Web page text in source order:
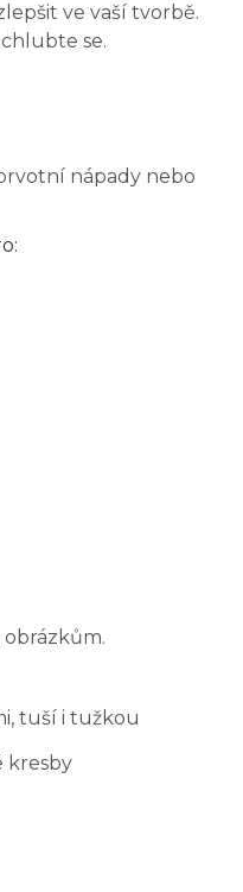
ve vaší tvorbě.
se.
nápady nebo
tuší i tužkou
kresby